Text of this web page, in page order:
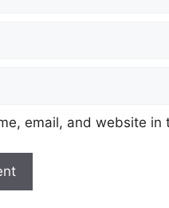
email, and website